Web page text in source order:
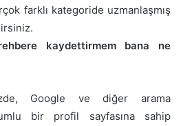
farklı kategoride uzmanlaşmış
kaydettirmem bana ne
Google ve diğer arama
bir profil sayfasına sahip